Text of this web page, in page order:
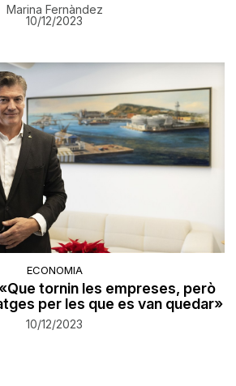
Marina Fernàndez
10/12/2023
ECONOMIA
tornin les empreses, però
per les que es van quedar»
10/12/2023